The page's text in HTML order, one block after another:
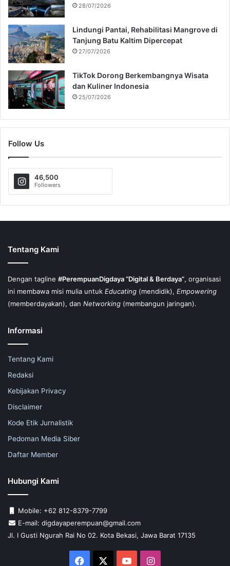
28/07/2026
Lindungi Pantai, Rehabilitasi Mangrove di
Tanjung Batu Kaltim Dipercepat
27/07/2026
TikTok Dorong Berkembangnya Wisata
dan Kuliner Indonesia
25/07/2026
Follow Us
46,500
Followers
Tentang Kami
Dengan tagline #PerempuanDigdaya “Digital & Berdaya”, organisasi
ini membawa misi mulia untuk Educating (mendidik), Empowering
(memberdayakan), dan Networking (membangun jaringan).
Informasi
Tentang Kami
Redaksi
Kebijakan Privacy
Disclaimer
Kode Etik Jurnalistik
Pedoman Media Siber
Daftar Member
Hubungi Kami
Mobile: +62 812-8379-7799
E-mail: digdayaperempuan@gmail.com
Jl. I Gusti Ngurah Rai No 02. Kota Bekasi, Jawa Barat 17135
Facebook YouTubeInstagram